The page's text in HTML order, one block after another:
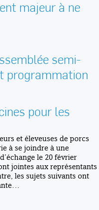
majeur à ne
semi-
programmation
pour les
et éleveuses de porcs
à se joindre à une
le 20 février
jointes aux représentants
les sujets suivants ont